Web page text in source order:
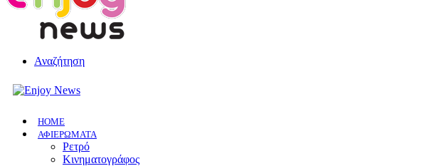
Αναζήτηση
HOME
ΑΦΙΕΡΩΜΑΤΑ
Ρετρό
Κινηματογράφος